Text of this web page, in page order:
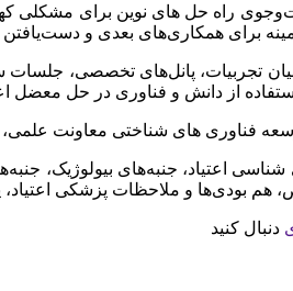
راه حل های نوین برای مشکلی
برای همکاری‌های بعدی و
تجربیات، پانل‌های تخصصی،
از دانش و فناوری در حل معضل
توسعه فناوری های شناختی معاونت
اعتیاد، جنبه‌های بیولوژیک،
هم بودی‌ها و ملاحظات پزشکی
دنبال کنید